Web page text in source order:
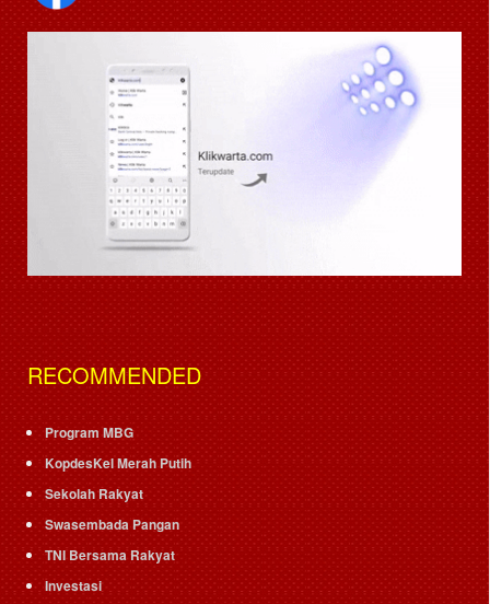
RECOMMENDED
Program MBG
KopdesKel Merah Putih
Sekolah Rakyat
Swasembada Pangan
TNI Bersama Rakyat
Investasi